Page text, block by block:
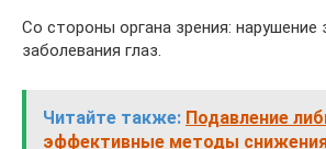
Со стороны органа зрения: нарушение
заболевания глаз.
Читайте также: Подавление
эффективные методы